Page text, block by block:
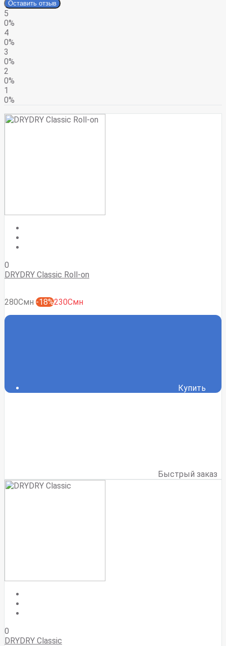
Оставить отзыв
5
0%
4
0%
3
0%
2
0%
1
0%
0
DRYDRY Classic Roll-on
280Смн -18%230Смн
Купить
Быстрый заказ
0
DRYDRY Classic